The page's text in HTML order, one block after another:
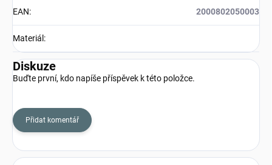
EAN: 2000802050003
Materiál :
Diskuze
Buďte první, kdo napíše příspěvek k této položce.
Přidat komentář